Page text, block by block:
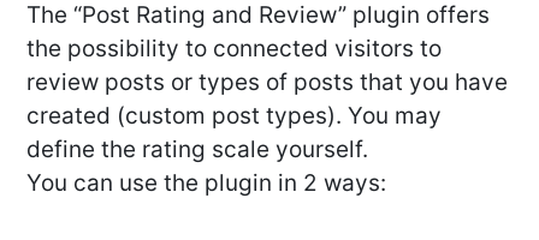
The “Post Rating and Review” plugin offers
the possibility to connected visitors to
review posts or types of posts that you have
created (custom post types). You may
define the rating scale yourself.
You can use the plugin in 2 ways: